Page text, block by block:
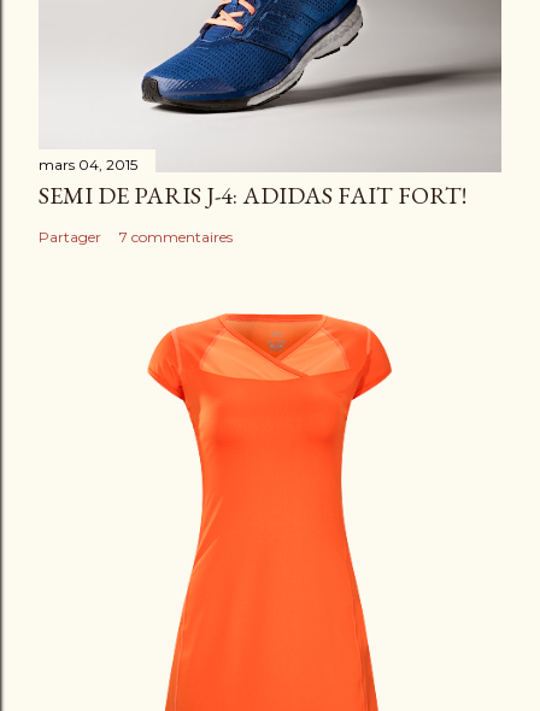
mars 04, 2015
SEMI DE PARIS J-4: ADIDAS FAIT FORT!
Partager 7 commentaires